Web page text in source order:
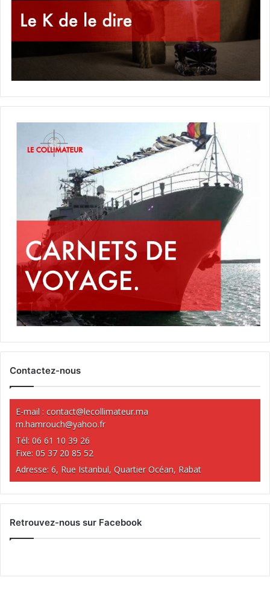
Contactez-nous
E-mail : contact@lecollimateur.ma
m.hamrouch@yahoo.fr
Tél: 06 61 10 39 26
Fixe: 05 37 20 85 52
Adresse: 6, Rue Istanbul, Quartier Océan, Rabat
Retrouvez-nous sur Facebook